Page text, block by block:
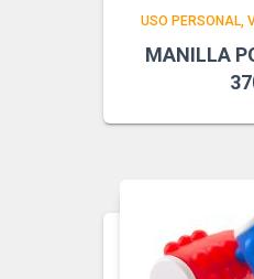
USO PERSONAL
MANILLA